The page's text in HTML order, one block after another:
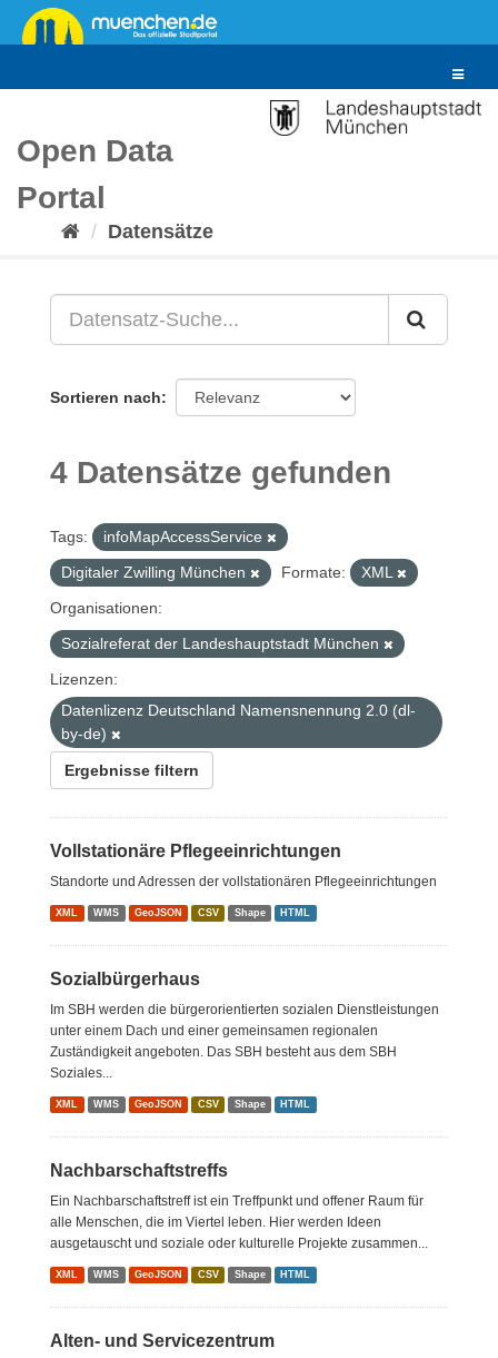
Überspringen
zum
Toggle
Open Data
Portal
Datensätze
Sortieren nach
4 Datensätze gefunden
Tags:
infoMapAccessService
Digitaler Zwilling München
Formate:
XML
Organisationen:
Sozialreferat der Landeshauptstadt München
Lizenzen:
Datenlizenz Deutschland Namensnennung 2.0 (dl-
by-de)
Ergebnisse filtern
Vollstationäre Pflegeeinrichtungen
Standorte und Adressen der vollstationären Pflegeeinrichtungen
XML WMS GeoJSON CSV Shape HTML
Sozialbürgerhaus
Im SBH werden die bürgerorientierten sozialen Dienstleistungen
unter einem Dach und einer gemeinsamen regionalen
Zuständigkeit angeboten. Das SBH besteht aus dem SBH
Soziales...
XML WMS GeoJSON CSV Shape HTML
Nachbarschaftstreffs
Ein Nachbarschaftstreff ist ein Treffpunkt und offener Raum für
alle Menschen, die im Viertel leben. Hier werden Ideen
ausgetauscht und soziale oder kulturelle Projekte zusammen...
XML WMS GeoJSON CSV Shape HTML
Alten- und Servicezentrum